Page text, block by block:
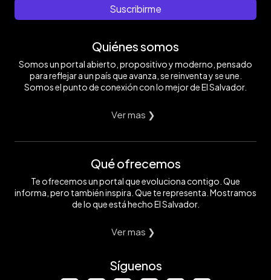
Suscribirme
Quiénes somos
Somos un portal abierto, propositivo y moderno, pensado
para reflejar a un país que avanza, se reinventa y se une.
Somos el punto de conexión con lo mejor de El Salvador.
Ver mas ❯
Qué ofrecemos
Te ofrecemos un portal que evoluciona contigo. Que
informa, pero también inspira. Que te representa. Mostramos
de lo que está hecho El Salvador.
Ver mas ❯
Síguenos